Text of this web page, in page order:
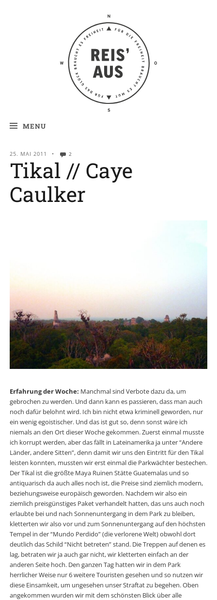
Reis' aus –
Reiseblog
MENU
25. MAI 2011 • 2
Tikal // Caye
Caulker
Erfahrung der Woche: Manchmal sind Verbote dazu da, um
gebrochen zu werden. Und dann kann es passieren, dass man auch
noch dafür belohnt wird. Ich bin nicht etwa kriminell geworden, nur
ein wenig egoistischer. Und das ist gut so, denn sonst wäre ich
niemals an den Ort dieser Woche gekommen. Zuerst einmal musste
ich korrupt werden, aber das fällt in Lateinamerika ja unter “Andere
Länder, andere Sitten”, denn damit wir uns den Eintritt für den Tikal
leisten konnten, mussten wir erst einmal die Parkwächter bestechen.
Der Tikal ist die größte Maya Ruinen Stätte Guatemalas und so
antiquarisch da auch alles noch ist, die Preise sind ziemlich modern,
beziehungsweise europäisch geworden. Nachdem wir also ein
ziemlich preisgünstiges Paket verhandelt hatten, das uns auch noch
erlaubte bei und nach Sonnenuntergang in dem Park zu bleiben,
kletterten wir also vor und zum Sonnenuntergang auf den höchsten
Tempel in der “Mundo Perdido” (die verlorene Welt) obwohl dort
deutlich das Schild “Nicht betreten” stand. Die Treppen auf denen es
lag, betraten wir ja auch gar nicht, wir kletterten einfach an der
anderen Seite hoch. Den ganzen Tag hatten wir in dem Park
herrlicher Weise nur 6 weitere Touristen gesehen und so nutzen wir
diese Einsamkeit, um ungesehen unser Straftat zu begehen. Oben
angekommen wurden wir mit dem schönsten Blick über alle